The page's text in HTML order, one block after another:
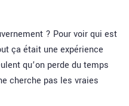
? Pour voir qui est
ça était une expérience
qu’on perde du temps
cherche pas les vraies